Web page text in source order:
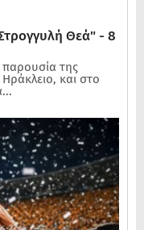
Θεά" - 8
της
και στο